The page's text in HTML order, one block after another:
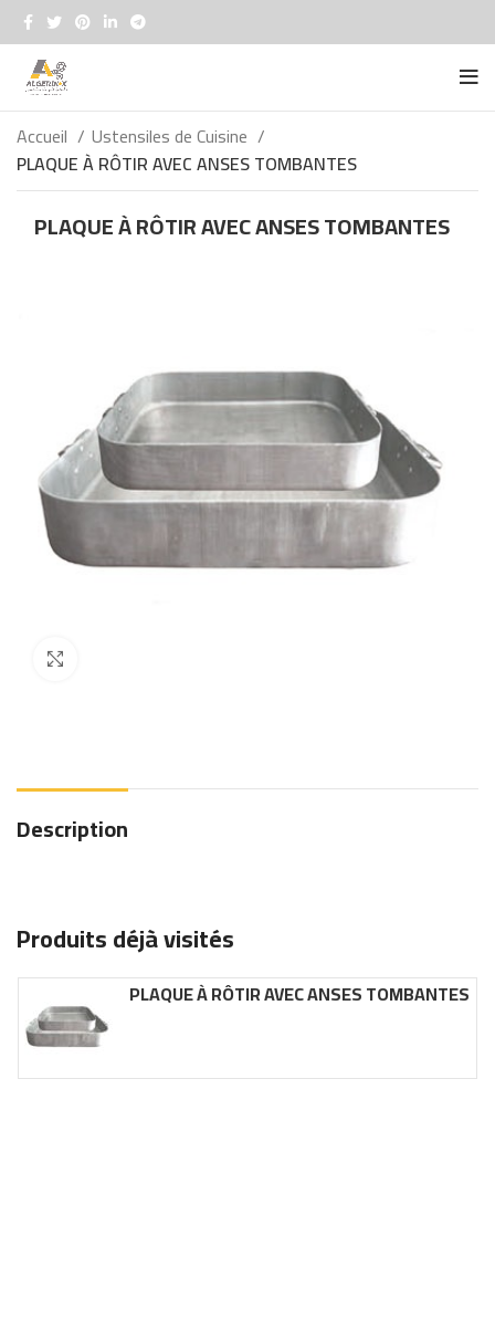
Accueil
Ustensiles de Cuisine
PLAQUE À RÔTIR AVEC ANSES TOMBANTES
PLAQUE À RÔTIR AVEC ANSES TOMBANTES
Description
Produits déjà visités
PLAQUE À RÔTIR AVEC ANSES TOMBANTES